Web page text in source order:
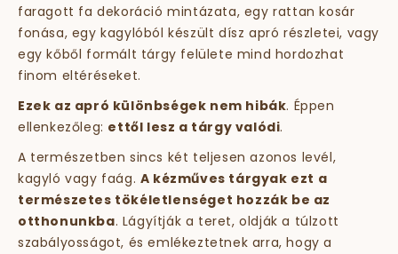
faragott fa dekoráció mintázata, egy rattan kosár
fonása, egy kagylóból készült dísz apró részletei, vagy
egy kőből formált tárgy felülete mind hordozhat
finom eltéréseket.
Ezek az apró különbségek nem hibák. Éppen
ellenkezőleg: ettől lesz a tárgy valódi.
A természetben sincs két teljesen azonos levél,
kagyló vagy faág. A kézműves tárgyak ezt a
természetes tökéletlenséget hozzák be az
otthonunkba. Lágyítják a teret, oldják a túlzott
szabályosságot, és emlékeztetnek arra, hogy a